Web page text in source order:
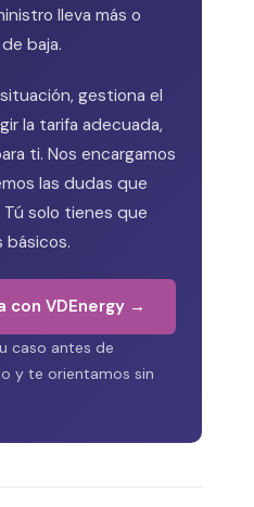
lleva más o
baja.
gestiona el
la tarifa adecuada,
ti. Nos encargamos
las dudas que
Tú solo tienes que
básicos.
con VDEnergy →
caso antes de
y te orientamos sin